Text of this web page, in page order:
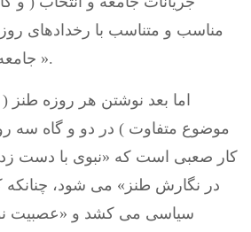
مناسب و متناسب با رخدادهای
جامعه موفق عمل می کند ».
اما بعد نوشتن هر روزه
موضوع متفاوت ) در دو و گاه سه
کار صعبی است که «نبوی با دست
در نگارش طنز» می شود،
سیاسی می کشد و «عصبیت